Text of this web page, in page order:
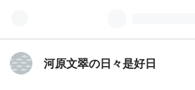
河原文翠の日々是好日